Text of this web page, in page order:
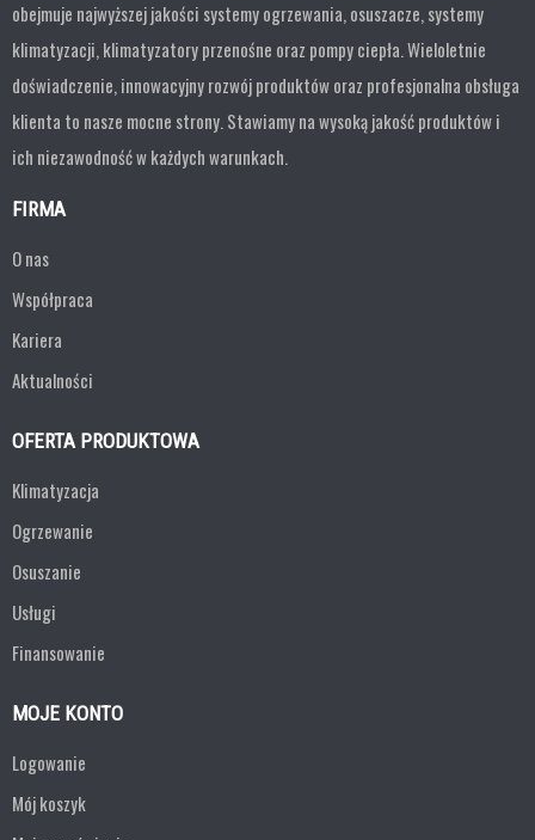
obejmuje najwyższej jakości systemy ogrzewania, osuszacze, systemy
klimatyzacji, klimatyzatory przenośne oraz pompy ciepła. Wieloletnie
doświadczenie, innowacyjny rozwój produktów oraz profesjonalna obsługa
klienta to nasze mocne strony. Stawiamy na wysoką jakość produktów i
ich niezawodność w każdych warunkach.
FIRMA
O nas
Współpraca
Kariera
Aktualności
OFERTA PRODUKTOWA
Klimatyzacja
Ogrzewanie
Osuszanie
Usługi
Finansowanie
MOJE KONTO
Logowanie
Mój koszyk